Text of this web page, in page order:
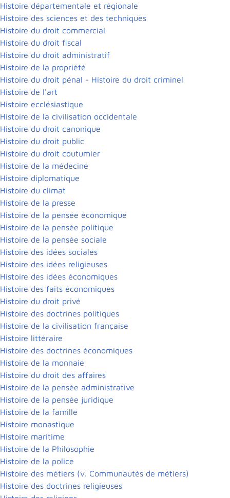
Histoire départementale et régionale
Histoire des sciences et des techniques
Histoire du droit commercial
Histoire du droit fiscal
Histoire du droit administratif
Histoire de la propriété
Histoire du droit pénal - Histoire du droit criminel
Histoire de l'art
Histoire ecclésiastique
Histoire de la civilisation occidentale
Histoire du droit canonique
Histoire du droit public
Histoire du droit coutumier
Histoire de la médecine
Histoire diplomatique
Histoire du climat
Histoire de la presse
Histoire de la pensée économique
Histoire de la pensée politique
Histoire de la pensée sociale
Histoire des idées sociales
Histoire des idées religieuses
Histoire des idées économiques
Histoire des faits économiques
Histoire du droit privé
Histoire des doctrines politiques
Histoire de la civilisation française
Histoire littéraire
Histoire des doctrines économiques
Histoire de la monnaie
Histoire du droit des affaires
Histoire de la pensée administrative
Histoire de la pensée juridique
Histoire de la famille
Histoire monastique
Histoire maritime
Histoire de la Philosophie
Histoire de la police
Histoire des métiers (v. Communautés de métiers)
Histoire des doctrines religieuses